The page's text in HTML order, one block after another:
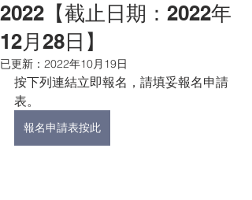
2022【截止日期：2022年
12月28日】
已更新： 2022年10月19日
按下列連結立即報名，請填妥報名申請
表。
報名申請表按此